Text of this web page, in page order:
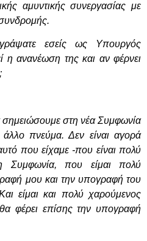
αμυντικής συνεργασίας με
εσείς ως Υπουργός
η ανανέωση της και αν φέρνει
στη νέα Συμφωνία
άλλο πνεύμα. Δεν είναι αγορά
που είχαμε -που είναι πολύ
Συμφωνία, που είμαι πολύ
μου και την υπογραφή του
είμαι και πολύ χαρούμενος
φέρει επίσης την υπογραφή